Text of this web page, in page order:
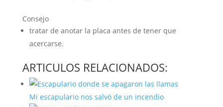
Consejo
tratar de anotar la placa antes de tener que
acercarse.
ARTICULOS RELACIONADOS:
Mi escapulario nos salvó de un incendio